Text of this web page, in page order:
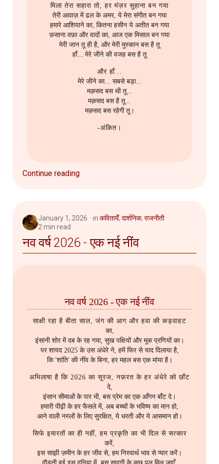
मिला तेरा सहारा तो, हर मंज़र सुहाना बन गया
तेरी आवाज़ में ढल के अमर, ये मेरा संगीत बन गया
हमारे आशियाने का, कितना हसीन ये अतीत बन गया
फ़साना वफ़ा और वादों का, आज एक मिसाल बन गया
मेरी जान तू ही है, और मेरी मुस्कान बस है तू
हाँ... मेरे जीने की वजह बस है तू
और हाँ...
मेरे जीने का... सबसे बड़ा...
मक़सद बस थी तू...
मक़सद बस है तू...
मक़सद बस रहेगी तू।
-अंकित।
Continue reading
January 1, 2026 in कवितायेँ, दार्शनिक, राजनीती
2 min read
नव वर्ष 2026 - एक नई नींव
नव वर्ष 2026 - एक नई नींव
साक्षी रहा है बीता साल, जंग की आग और हवा की कड़वाहट
का,
इंसानी शोर में दब के रह गया, सुख पक्षियों और मूक प्रणियों का।
पर शायद 2025 के उस अंधेरे ने, हमें फिर से याद दिलाया है,
कि 'शांति' की नींव के बिना, हर महल बस एक मांया है।
अभिलाषा है कि 2026 का सूरज, नफ़रत के हर अंधेरे को छाँट
दे,
इंसान सीमाओं के पार भी, बस प्रेम का एक आँगन बाँट दे।
हमारी पीढ़ी के हर फैसले में, अब बच्चों के भविष्य का मान हो,
आने वाली नस्लों के लिए सुरक्षित, ये धरती और ये आसमान हो।
सिर्फ इमारतों का ही नहीं, हम प्रकृति का भी दिल से सत्कार
करें,
इस साझी ज़मीन के हर जीव से, हम निस्वार्थ भाव से प्यार करें।